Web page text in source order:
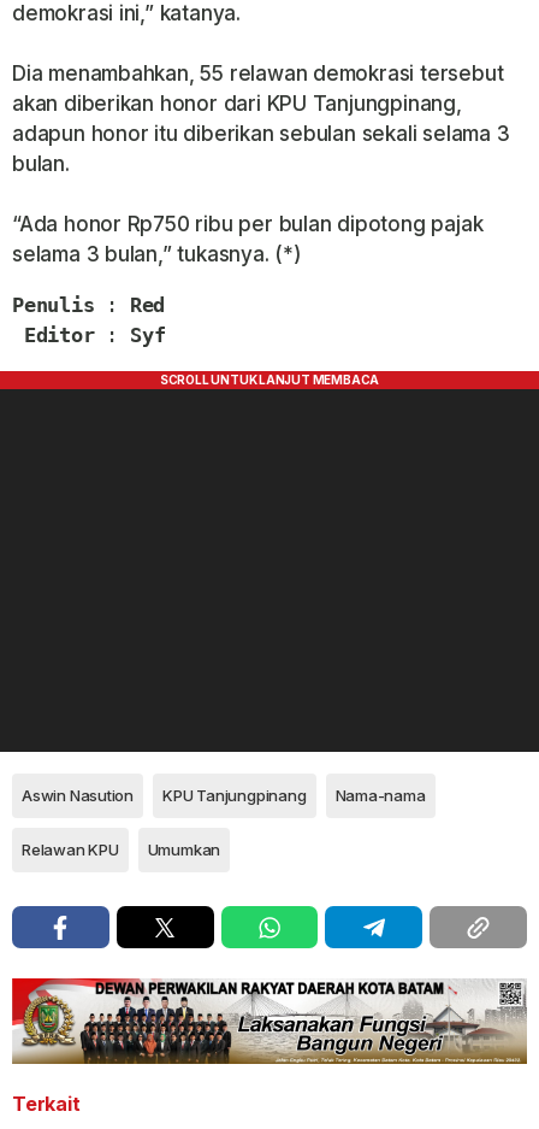
demokrasi ini,” katanya.
Dia menambahkan, 55 relawan demokrasi tersebut
akan diberikan honor dari KPU Tanjungpinang,
adapun honor itu diberikan sebulan sekali selama 3
bulan.
“Ada honor Rp750 ribu per bulan dipotong pajak
selama 3 bulan,” tukasnya. (*)
Penulis : Red
Editor : Syf
Aswin Nasution KPU Tanjungpinang Nama-nama
Relawan KPU Umumkan
Terkait